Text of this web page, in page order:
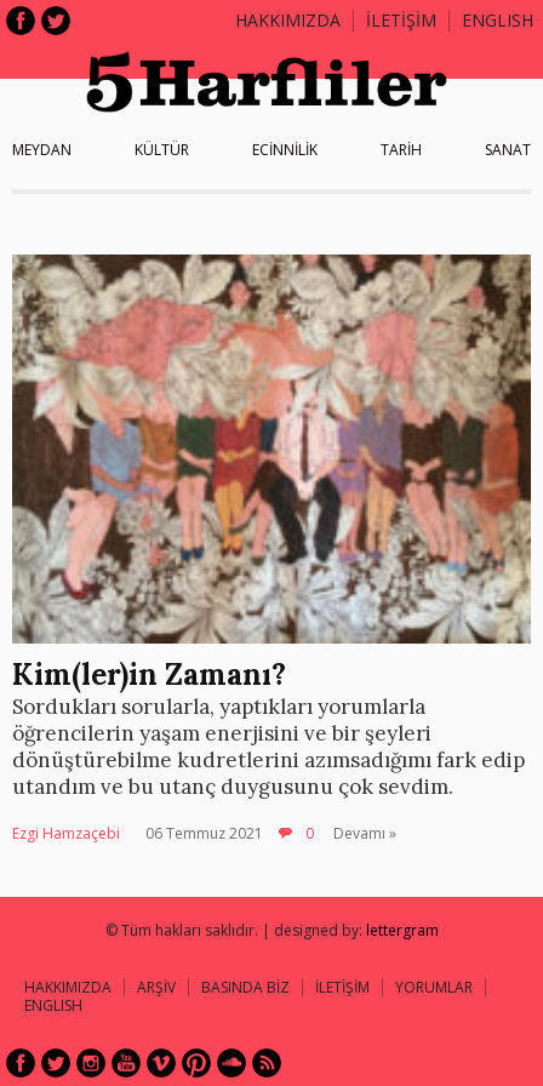
HAKKIMIZDA İLETİŞİM ENGLISH
MEYDAN KÜLTÜR ECİNNİLİK TARİH SANAT
Kim(ler)in Zamanı?
Sordukları sorularla, yaptıkları yorumlarla
öğrencilerin yaşam enerjisini ve bir şeyleri
dönüştürebilme kudretlerini azımsadığımı fark edip
utandım ve bu utanç duygusunu çok sevdim.
Ezgi Hamzaçebi 06 Temmuz 2021 0 Devamı »
© Tüm hakları saklıdır. | designed by: lettergram
HAKKIMIZDA ARŞİV BASINDA BİZ İLETİŞİM
YORUMLAR
ENGLISH